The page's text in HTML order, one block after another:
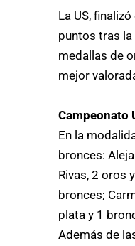
La US,
puntos tras
medallas de
mejor
Campeonato
En la
bronces:
Rivas, 2 oros
bronces;
plata y 1
Además de